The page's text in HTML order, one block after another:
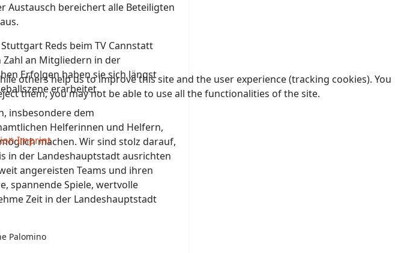
Austausch bereichert alle Beteiligten
Reds beim TV Cannstatt
an Mitgliedern in der
Erfolgen haben sie sich längst
erarbeitet.
insbesondere dem
Helferinnen und Helfern,
machen. Wir sind stolz darauf,
in der Landeshauptstadt ausrichten
angereisten Teams und ihren
spannende Spiele, wertvolle
Zeit in der Landeshauptstadt
Palomino
others help us to improve this site and the user experience (tracking cookies). You
them, you may not be able to use all the functionalities of the site.
Imprint